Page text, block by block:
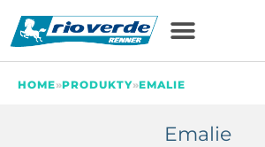
HOME»PRODUKTY»EMALIE
Emalie